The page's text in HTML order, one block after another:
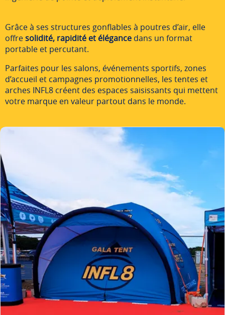
Grâce à ses structures gonflables à poutres d’air, elle
offresolidité, rapidité et élégance dans un format
portable et percutant.
Parfaites pour les salons, événements sportifs, zones
d’accueil et campagnes promotionnelles, les tentes et
arches INFL8 créent des espaces saisissants qui mettent
votre marque en valeur partout dans le monde.